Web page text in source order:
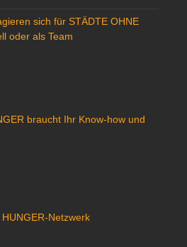
sich für STÄDTE OHNE
oder als Team
braucht Ihr Know-how und
Netzwerk